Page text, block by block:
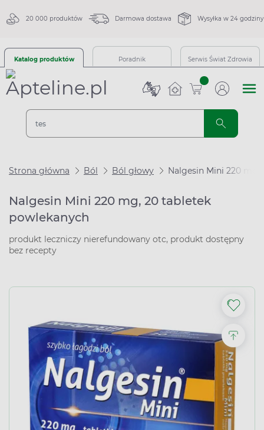
20 000 produktów Darmowa dostawa Wysyłka w 24 godziny
Katalog produktów Poradnik Serwis Świat Zdrowia
sztuk
Strona główna Ból Ból głowy Nalgesin Mini 220
Nalgesin Mini 220 mg, 20 tabletek
powlekanych
produkt leczniczy nierefundowany otc, produkt dostępny
bez recepty